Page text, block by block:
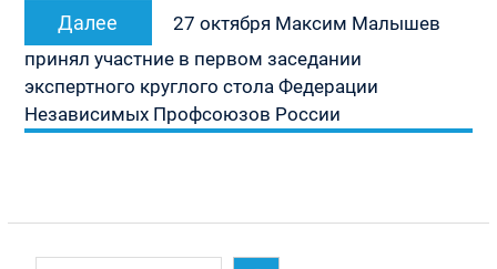
Далее
Следующая
запись:
27 октября Максим Малышев
принял участние в первом заседании
экспертного круглого стола Федерации
Независимых Профсоюзов России